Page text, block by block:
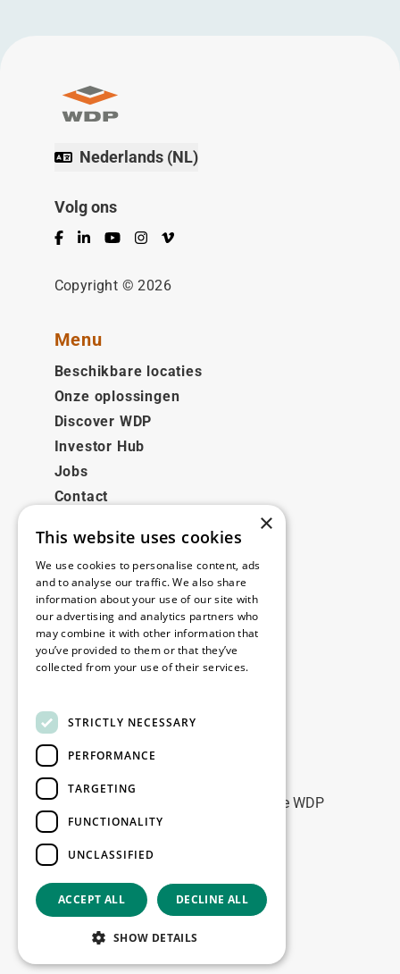
Nederlands (NL)
Volg ons
Facebook
LinkedInYouTubeInstagram
Vimeo
Copyright © 2026
Menu
Beschikbare locaties
Onze oplossingen
Discover WDP
Investor Hub
Jobs
Contact
Juridisch
Disclaimer
Privacy policy
Cookie policy
Contact
Blijf op de hoogte
Blijf up-to-date: meld u aan voor onze WDP
Marketing nieuwsbrieven
Copyright © 2026
×
This website uses cookies
We use cookies to personalise content, ads
and to analyse our traffic. We also share
information about your use of our site with
our advertising and analytics partners who
may combine it with other information that
you’ve provided to them or that they’ve
collected from your use of their services.
STRICTLY NECESSARY
PERFORMANCE
TARGETING
FUNCTIONALITY
UNCLASSIFIED
ACCEPT ALL DECLINE ALL
SHOW DETAILS